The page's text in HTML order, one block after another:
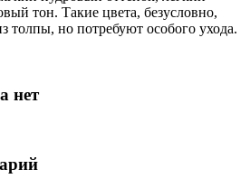
тон. Такие цвета, безусловно,
толпы, но потребуют особого ухода.
нет